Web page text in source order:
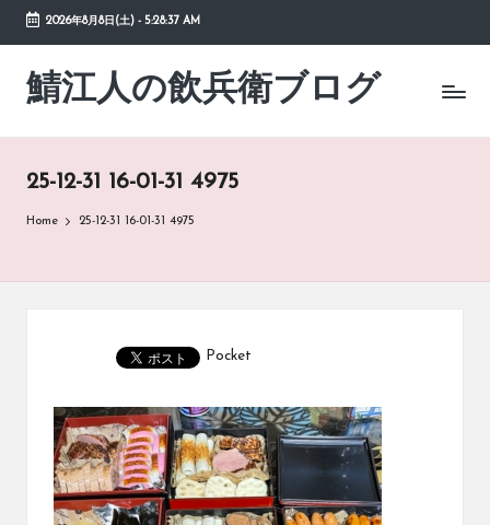
Skip
content
2026年8月8日(土)- 5:28:37 AM
鯖江人の飲兵衛ブログ
日々
の
草
25-12-31 16-01-31 4975
Home 25-12-31 16-01-31 4975
Pocket